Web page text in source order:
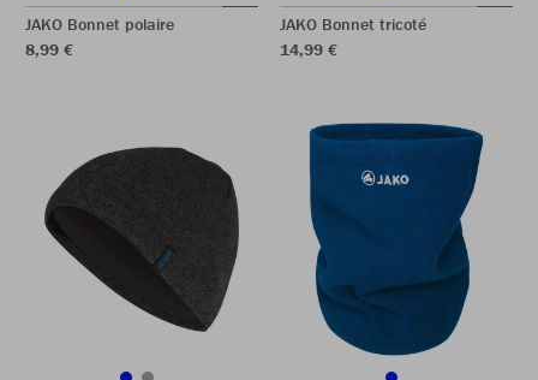
JAKO Bonnet polaire
8,99 €
JAKO Bonnet tricoté
14,99 €